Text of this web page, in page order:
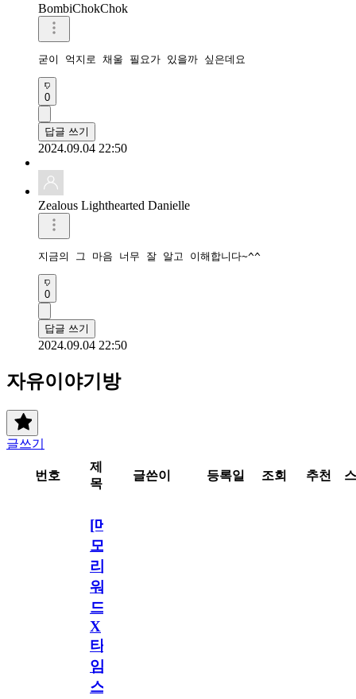
BombiChokChok
굳이 억지로 채울 필요가 있을까 싶은데요
0
답글 쓰기
2024.09.04 22:50
Zealous Lighthearted Danielle
지금의 그 마음 너무 잘 알고 이해합니다~^^
0
답글 쓰기
2024.09.04 22:50
자유이야기방
글쓰기
번호
제
목
글쓴이 등록일 조회 추천
[메
모
리
워
드
X
타
임
스